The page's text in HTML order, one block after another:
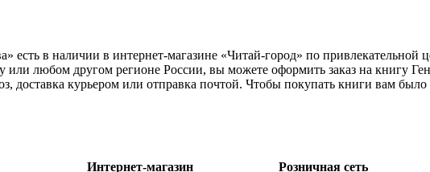
есть в наличии в интернет-магазине «Читай-город» по
или любом другом регионе России, вы можете оформить заказ на книгу
доставка курьером или отправка почтой. Чтобы покупать книги вам
Интернет-магазин Розничная сеть